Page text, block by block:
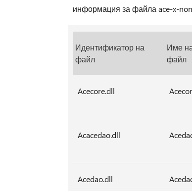
информация за файла ace-x-
Идентификатор на
файл
Име
файл
Acecore.dll
Acacedao.dll
Acedao.dll